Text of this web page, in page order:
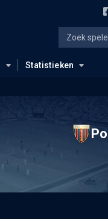
Statistieken